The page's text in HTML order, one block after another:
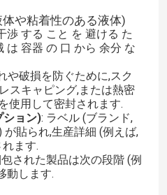
や粘着性のある液体)
渉 する こと を 避ける た
は 容器 の 口 から 余分 な
や破損を防ぐために,スク
スキャピング,または熱密
使用して密封されます.
ション): ラベル (ブランド,
が貼られ,生産詳細 (例えば,
ます.
された製品は次の段階 (例
動します.